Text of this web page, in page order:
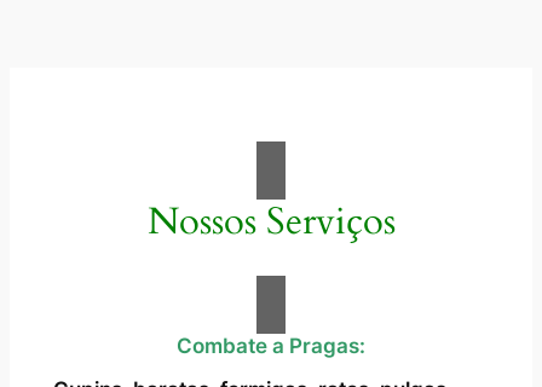
Nossos Serviços
Combate a Pragas: